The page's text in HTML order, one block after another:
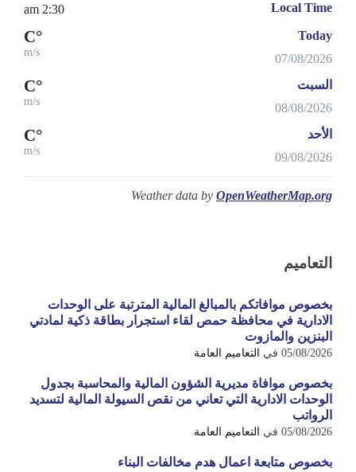
Local Time
2:30 am
Today
07/08/2026
°C
m/s
السبت
08/08/2026
°C
m/s
الأحد
09/08/2026
°C
m/s
Weather data by OpenWeatherMap.org
التعاميم
بخصوص موافاتكم بالمبالغ المالية المترتبة على الوحدات
الادارية في محافظة حمص لقاء استجرار بطاقة ذكية لمادتي
البنزين والمازوت
05/08/2026 في التعاميم العامة
بخصوص موافاة مديرية الشؤون المالية والمحاسبة بجدول
الوحدات الادارية التي تعاني من نقص السيولة المالية لتسديد
الرواتب
05/08/2026 في التعاميم العامة
بخصوص متابعة اعمال هدم مخالفات البناء